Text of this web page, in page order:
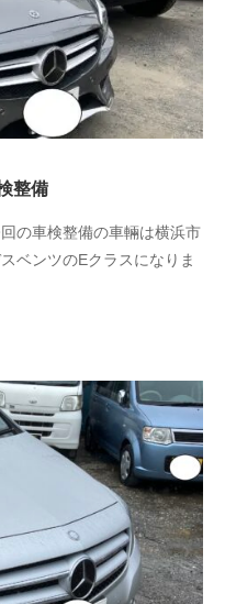
整備
の車検整備の車輛は横浜市
ベンツのEクラスになりま